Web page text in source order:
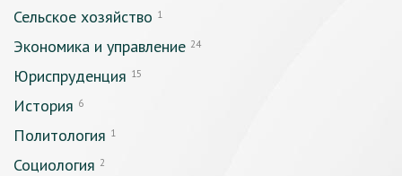
Сельское хозяйство 1
Экономика и управление 24
Юриспруденция 15
История 6
Политология 1
Социология 2